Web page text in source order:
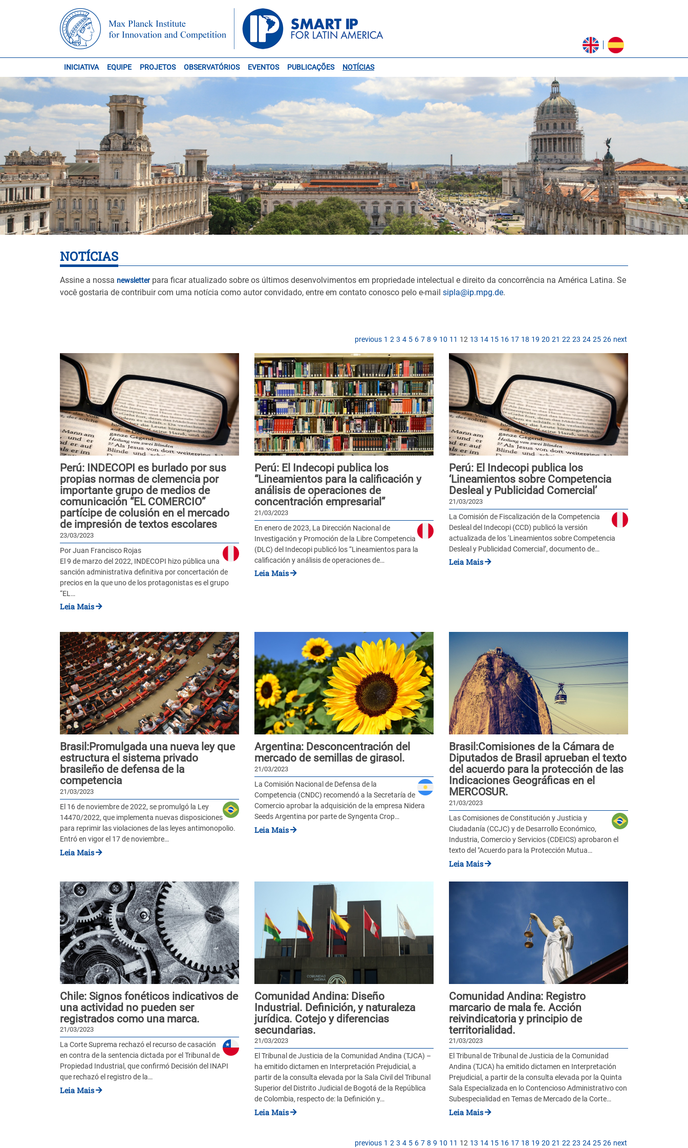
INICIATIVA EQUIPE PROJETOS OBSERVATÓRIOS EVENTOS PUBLICAÇÕES NOTÍCIAS
NOTÍCIAS
Assine a nossa newsletterpara ficar atualizado sobre os últimos desenvolvimentos em propriedade intelectual e direito da concorrência na América Latina. Se
você gostaria de contribuir com uma notícia como autor convidado, entre em contato conosco pelo e-mail sipla@ip.mpg.de.
previous 1 2 3 4 5 6 7 8 9 10 11 12 13 14 15 16 17 18 19 20 21 22 23 24 25 26 next
Perú: INDECOPI es burlado por sus
propias normas de clemencia por
importante grupo de medios de
comunicación “EL COMERCIO”
partícipe de colusión en el mercado
de impresión de textos escolares
23/03/2023
Por Juan Francisco Rojas
El 9 de marzo del 2022, INDECOPI hizo pública una
sanción administrativa definitiva por concertación de
precios en la que uno de los protagonistas es el grupo
“EL…
Leia Mais
Perú: El Indecopi publica los
“Lineamientos para la calificación y
análisis de operaciones de
concentración empresarial”
21/03/2023
En enero de 2023, La Dirección Nacional de
Investigación y Promoción de la Libre Competencia
(DLC) del Indecopi publicó los “Lineamientos para la
calificación y análisis de operaciones de…
Leia Mais
Perú: El Indecopi publica los
‘Lineamientos sobre Competencia
Desleal y Publicidad Comercial’
21/03/2023
La Comisión de Fiscalización de la Competencia
Desleal del Indecopi (CCD) publicó la versión
actualizada de los ‘Lineamientos sobre Competencia
Desleal y Publicidad Comercial’, documento de…
Leia Mais
Brasil:Promulgada una nueva ley que
estructura el sistema privado
brasileño de defensa de la
competencia
21/03/2023
El 16 de noviembre de 2022, se promulgó la Ley
14470/2022, que implementa nuevas disposiciones
para reprimir las violaciones de las leyes antimonopolio.
Entró en vigor el 17 de noviembre…
Leia Mais
Argentina: Desconcentración del
mercado de semillas de girasol.
21/03/2023
La Comisión Nacional de Defensa de la
Competencia (CNDC) recomendó a la Secretaría de
Comercio aprobar la adquisición de la empresa Nidera
Seeds Argentina por parte de Syngenta Crop…
Leia Mais
Brasil:Comisiones de la Cámara de
Diputados de Brasil aprueban el texto
del acuerdo para la protección de las
Indicaciones Geográficas en el
MERCOSUR.
21/03/2023
Las Comisiones de Constitución y Justicia y
Ciudadanía (CCJC) y de Desarrollo Económico,
Industria, Comercio y Servicios (CDEICS) aprobaron el
texto del "Acuerdo para la Protección Mutua…
Leia Mais
Chile: Signos fonéticos indicativos de
una actividad no pueden ser
registrados como una marca.
21/03/2023
La Corte Suprema rechazó el recurso de casación
en contra de la sentencia dictada por el Tribunal de
Propiedad Industrial, que confirmó Decisión del INAPI
que rechazó el registro de la…
Leia Mais
Comunidad Andina: Diseño
Industrial. Definición, y naturaleza
jurídica. Cotejo y diferencias
secundarias.
21/03/2023
El Tribunal de Justicia de la Comunidad Andina (TJCA) –
ha emitido dictamen en Interpretación Prejudicial, a
partir de la consulta elevada por la Sala Civil del Tribunal
Superior del Distrito Judicial de Bogotá de la República
de Colombia, respecto de: la Definición y…
Leia Mais
Comunidad Andina: Registro
marcario de mala fe. Acción
reivindicatoria y principio de
territorialidad.
21/03/2023
El Tribunal de Tribunal de Justicia de la Comunidad
Andina (TJCA) ha emitido dictamen en Interpretación
Prejudicial, a partir de la consulta elevada por la Quinta
Sala Especializada en lo Contencioso Administrativo con
Subespecialidad en Temas de Mercado de la Corte…
Leia Mais
previous 1 2 3 4 5 6 7 8 9 10 11 12 13 14 15 16 17 18 19 20 21 22 23 24 25 26 next